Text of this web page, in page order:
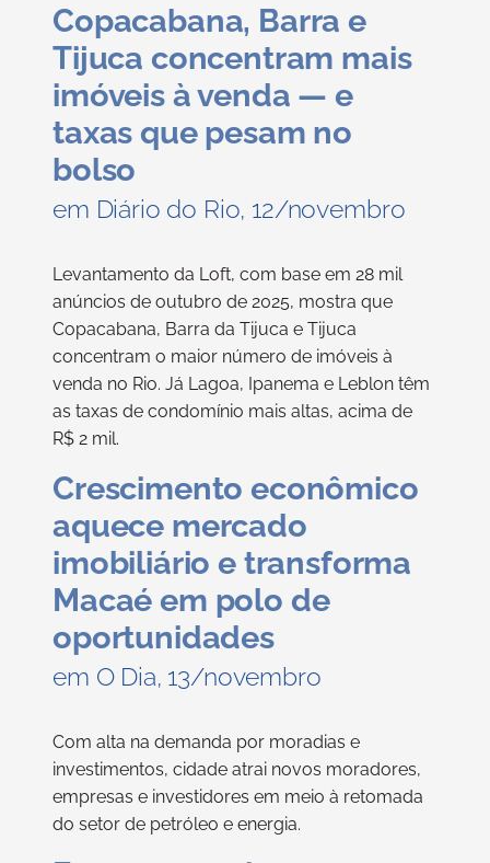
Copacabana, Barra e
Tijuca concentram mais
imóveis à venda — e
taxas que pesam no
bolso
em Diário do Rio, 12/novembro
Levantamento da Loft, com base em 28 mil
anúncios de outubro de 2025, mostra que
Copacabana, Barra da Tijuca e Tijuca
concentram o maior número de imóveis à
venda no Rio. Já Lagoa, Ipanema e Leblon têm
as taxas de condomínio mais altas, acima de
R$ 2 mil.
Crescimento econômico
aquece mercado
imobiliário e transforma
Macaé em polo de
oportunidades
em O Dia, 13/novembro
Com alta na demanda por moradias e
investimentos, cidade atrai novos moradores,
empresas e investidores em meio à retomada
do setor de petróleo e energia.